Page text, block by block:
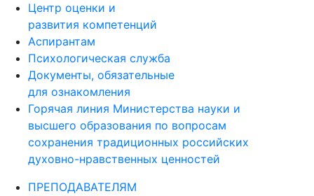
Центр оценки и
развития компетенций
Аспирантам
Психологическая служба
Документы, обязательные
для ознакомления
Горячая линия Министерства науки и
высшего образования по вопросам
сохранения традиционных российских
духовно-нравственных ценностей
ПРЕПОДАВАТЕЛЯМ